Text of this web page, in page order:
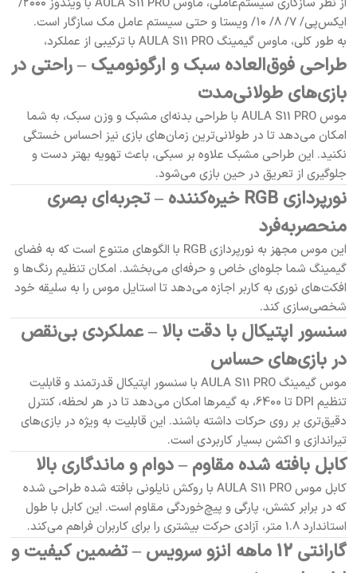
ایکس‌پی/ ۷/ ۸/ ۱۰/ ویستا و حتی سیستم عامل مک سازگار است.
به طور کلی، ماوس گیمینگ AULA S11 PRO با ترکیبی از عملکرد،
طراحی فوق‌العاده سبک و ارگونومیک – راحتی در
بازی‌های طولانی‌مدت
موس AULA S11 PRO با طراحی بدنه‌ای مشبک و وزن سبک، به شما
امکان می‌دهد تا در طولانی‌ترین زمان‌های بازی نیز احساس خستگی
نکنید. این طراحی مشبک علاوه بر سبکی، باعث تهویه بهتر دست و
جلوگیری از تعریق در حین بازی می‌شود.
نورپردازی RGB خیره‌کننده – تجربه‌ای بصری
منحصربه‌فرد
این موس مجهز به نورپردازی RGB با الگوهای متنوع است که به فضای
گیمینگ شما جلوه‌ای خاص و حرفه‌ای می‌بخشد. امکان تنظیم رنگ‌ها و
افکت‌های نوری به کاربر اجازه می‌دهد تا استایل موس را به سلیقه خود
شخصی‌سازی کند.
سنسور اپتیکال با دقت بالا – عملکردی بی‌نقص
در بازی‌های حساس
موس گیمینگ AULA S11 PRO با سنسور اپتیکال قدرتمند و قابلیت
تنظیم DPI تا 6400، به گیمرها امکان می‌دهد تا در هر لحظه، کنترل
دقیق‌تری بر روی حرکات داشته باشند. این قابلیت به ویژه در بازی‌های
تیراندازی و اکشن بسیار کاربردی است.
کابل بافته شده مقاوم – دوام و ماندگاری بالا
کابل موس AULA S11 PRO با روکش نایلونی بافته شده طراحی شده
که در برابر کشش، پارگی و پیچ‌خوردگی مقاوم است. این کابل با طول
استاندارد 1.8 متر، آزادی حرکت بیشتری را برای کاربران فراهم می‌کند.
گارانتی 12 ماهه انزو سرویس – تضمین کیفیت و